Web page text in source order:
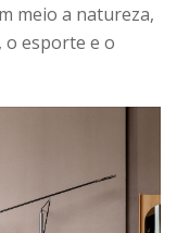
meio a natureza,
o esporte e o